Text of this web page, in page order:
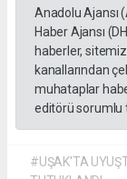
Anadolu Ajansı
Haber Ajansı
haberler,
kanallarından
muhataplar
editörü sorumlu
#UŞAK'TA